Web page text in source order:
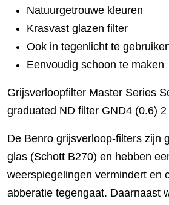
Natuurgetrouwe kleuren
Krasvast glazen filter
Ook in tegenlicht te
Eenvoudig schoon te maken
Grijsverloopfilter Master Series
graduated ND filter GND4 (0.6)
De Benro grijsverloop-filters zijn
glas (Schott B270) en hebben
weerspiegelingen vermindert en
abberatie tegengaat. Daarnaast